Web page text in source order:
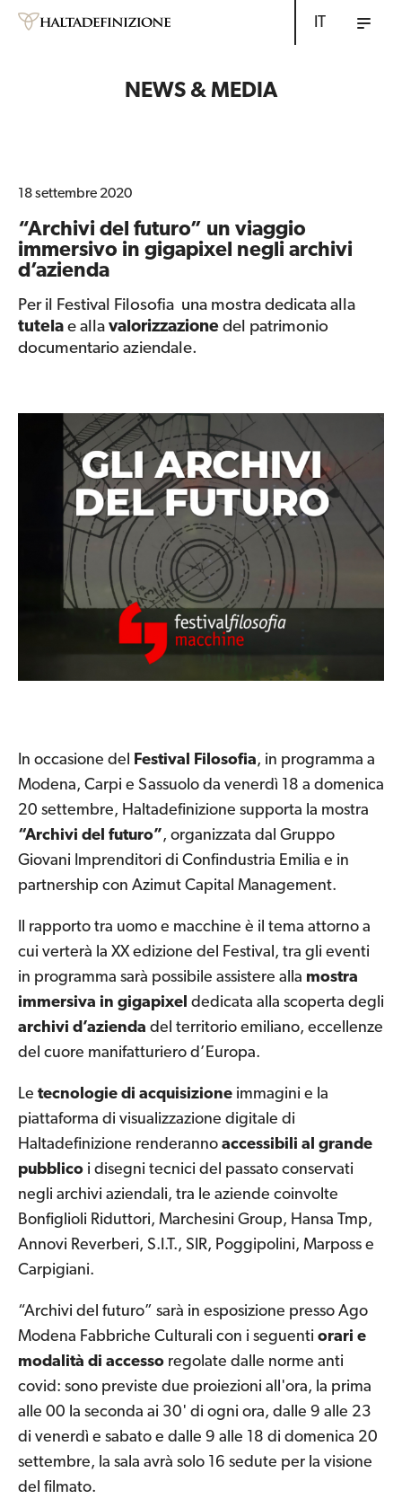
IT
NEWS & MEDIA
18 settembre 2020
“Archivi del futuro” un viaggio
immersivo in gigapixel negli archivi
d’azienda
Per il Festival Filosofia una mostra dedicata alla
tutela e alla valorizzazione del patrimonio
documentario aziendale.
In occasione del Festival Filosofia, in programma a
Modena, Carpi e Sassuolo da venerdì 18 a domenica
20 settembre, Haltadefinizione supporta la mostra
“Archivi del futuro”, organizzata dal Gruppo
Giovani Imprenditori di Confindustria Emilia e in
partnership con Azimut Capital Management.
Il rapporto tra uomo e macchine è il tema attorno a
cui verterà la XX edizione del Festival, tra gli eventi
in programma sarà possibile assistere alla mostra
immersiva in gigapixel dedicata alla scoperta degli
archivi d’azienda del territorio emiliano, eccellenze
del cuore manifatturiero d’Europa.
Le tecnologie di acquisizione immagini e la
piattaforma di visualizzazione digitale di
Haltadefinizione renderanno accessibili al grande
pubblico i disegni tecnici del passato conservati
negli archivi aziendali, tra le aziende coinvolte
Bonfiglioli Riduttori, Marchesini Group, Hansa Tmp,
Annovi Reverberi, S.I.T., SIR, Poggipolini, Marposs e
Carpigiani.
“Archivi del futuro” sarà in esposizione presso Ago
Modena Fabbriche Culturali con i seguenti orari e
modalità di accesso regolate dalle norme anti
covid: sono previste due proiezioni all'ora, la prima
alle 00 la seconda ai 30' di ogni ora, dalle 9 alle 23
di venerdì e sabato e dalle 9 alle 18 di domenica 20
settembre, la sala avrà solo 16 sedute per la visione
del filmato.